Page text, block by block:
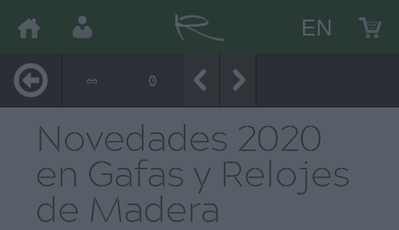
EN
Novedades 2020
en Gafas y Relojes
de Madera